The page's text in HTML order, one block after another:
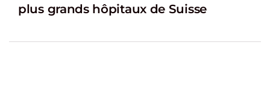
plus grands hôpitaux de Suisse